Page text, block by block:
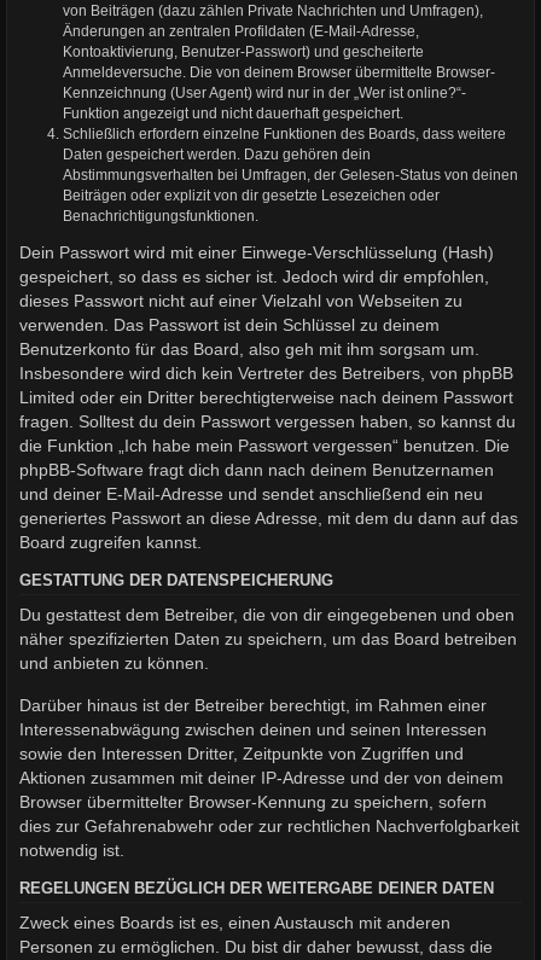
von Beiträgen (dazu zählen Private Nachrichten und Umfragen),
Änderungen an zentralen Profildaten (E-Mail-Adresse,
Kontoaktivierung, Benutzer-Passwort) und gescheiterte
Anmeldeversuche. Die von deinem Browser übermittelte Browser-
Kennzeichnung (User Agent) wird nur in der „Wer ist online?“-
Funktion angezeigt und nicht dauerhaft gespeichert.
Schließlich erfordern einzelne Funktionen des Boards, dass weitere
Daten gespeichert werden. Dazu gehören dein
Abstimmungsverhalten bei Umfragen, der Gelesen-Status von deinen
Beiträgen oder explizit von dir gesetzte Lesezeichen oder
Benachrichtigungsfunktionen.
Dein Passwort wird mit einer Einwege-Verschlüsselung (Hash)
gespeichert, so dass es sicher ist. Jedoch wird dir empfohlen,
dieses Passwort nicht auf einer Vielzahl von Webseiten zu
verwenden. Das Passwort ist dein Schlüssel zu deinem
Benutzerkonto für das Board, also geh mit ihm sorgsam um.
Insbesondere wird dich kein Vertreter des Betreibers, von phpBB
Limited oder ein Dritter berechtigterweise nach deinem Passwort
fragen. Solltest du dein Passwort vergessen haben, so kannst du
die Funktion „Ich habe mein Passwort vergessen“ benutzen. Die
phpBB-Software fragt dich dann nach deinem Benutzernamen
und deiner E-Mail-Adresse und sendet anschließend ein neu
generiertes Passwort an diese Adresse, mit dem du dann auf das
Board zugreifen kannst.
GESTATTUNG DER DATENSPEICHERUNG
Du gestattest dem Betreiber, die von dir eingegebenen und oben
näher spezifizierten Daten zu speichern, um das Board betreiben
und anbieten zu können.
Darüber hinaus ist der Betreiber berechtigt, im Rahmen einer
Interessenabwägung zwischen deinen und seinen Interessen
sowie den Interessen Dritter, Zeitpunkte von Zugriffen und
Aktionen zusammen mit deiner IP-Adresse und der von deinem
Browser übermittelter Browser-Kennung zu speichern, sofern
dies zur Gefahrenabwehr oder zur rechtlichen Nachverfolgbarkeit
notwendig ist.
REGELUNGEN BEZÜGLICH DER WEITERGABE DEINER DATEN
Zweck eines Boards ist es, einen Austausch mit anderen
Personen zu ermöglichen. Du bist dir daher bewusst, dass die